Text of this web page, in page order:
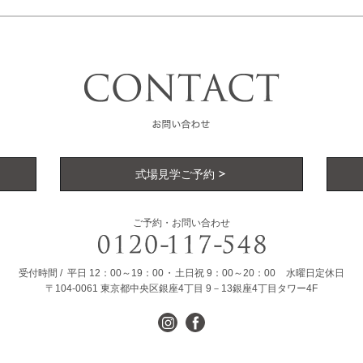
式場見学ご予約
ご予約・お問い合わせ
受付時間 平日 12：00～19：00 土日祝 9：00～20：00
水曜日定休日
〒104-0061 東京都中央区銀座4丁目 9－13銀座4丁目タワー4F